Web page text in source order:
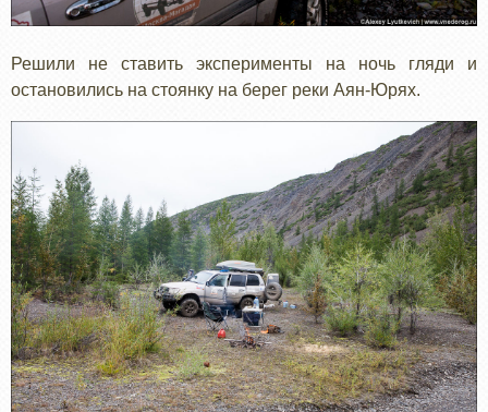
Решили не ставить эксперименты на ночь гляди и
остановились на стоянку на берег реки Аян-Юрях.